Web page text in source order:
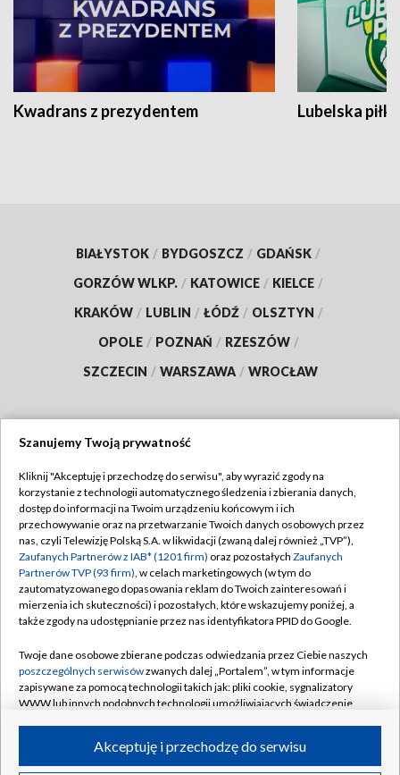
Kwadrans z prezydentem Lubelska piłka
BIAŁYSTOK / BYDGOSZCZ / GDAŃSK /
GORZÓW WLKP. / KATOWICE / KIELCE /
KRAKÓW / LUBLIN / ŁÓDŹ / OLSZTYN /
OPOLE / POZNAŃ / RZESZÓW /
SZCZECIN / WARSZAWA / WROCŁAW
TVP
Abonament TVP
Emisja w TVP
Centrum informacji TVP
Naziemna Telewizja Cyfrowa
Rada Programowa
System NOS
Informacje o nadawcy
Program dla prasy
Regulamin TVP
Polityka prywatności
Moje zgody
Pomoc
Kontakt
Kanały
Szanujemy Twoją prywatność
Kliknij "Akceptuję i przechodzę do serwisu", aby wyrazić zgody na
korzystanie z technologii automatycznego śledzenia i zbierania danych,
dostęp do informacji na Twoim urządzeniu końcowym i ich
przechowywanie oraz na przetwarzanie Twoich danych osobowych przez
nas, czyli Telewizję Polską S.A. w likwidacji (zwaną dalej również „TVP”),
Zaufanych Partnerów z IAB* (1201 firm) oraz pozostałych Zaufanych
Partnerów TVP (93 firm), w celach marketingowych (w tym do
zautomatyzowanego dopasowania reklam do Twoich zainteresowań i
mierzenia ich skuteczności) i pozostałych, które wskazujemy poniżej, a
także zgody na udostępnianie przez nas identyfikatora PPID do Google.
Twoje dane osobowe zbierane podczas odwiedzania przez Ciebie naszych
poszczególnych serwisówzwanych dalej „Portalem”, w tym informacje
zapisywane za pomocą technologii takich jak: pliki cookie, sygnalizatory
WWW lub innych podobnych technologii umożliwiających świadczenie
ruchu w Internecie.Akceptuję i przechodzę do serwisu